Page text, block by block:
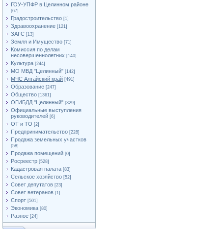
ГОУ-УПФР в Целинном районе
[67]
Градостроительство [1]
Здравоохранение [121]
ЗАГС [13]
Земля и Имущество [71]
Комиссия по делам
несовершеннолетних [140]
Культура [244]
МО МВД "Целинный" [142]
МЧС Алтайский край [491]
Образование [247]
Общество [1361]
ОГИБДД "Целинный" [329]
Официальные выступления
руководителей [6]
ОТ и ТО [2]
Предпринимательство [228]
Продажа земельных участков
[58]
Продажа помещений [0]
Росреестр [528]
Кадастровая палата [83]
Сельское хозяйство [52]
Совет депутатов [23]
Совет ветеранов [1]
Спорт [501]
Экономика [80]
Разное [24]